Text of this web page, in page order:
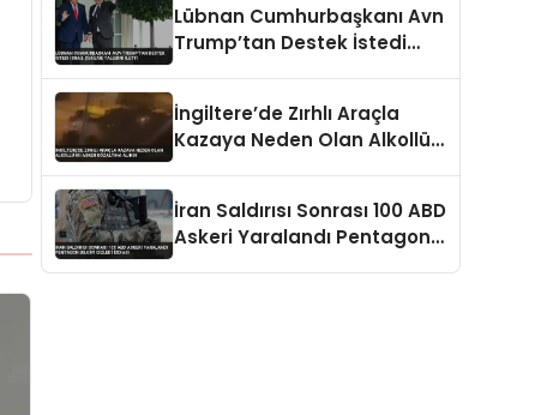
Lübnan Cumhurbaşkanı Avn
Trump’tan Destek İstedi
İngiltere’de Zırhlı Araçla
Kazaya Neden Olan Alkollü
İran Saldırısı Sonrası 100 ABD
Askeri Yaralandı Pentagon